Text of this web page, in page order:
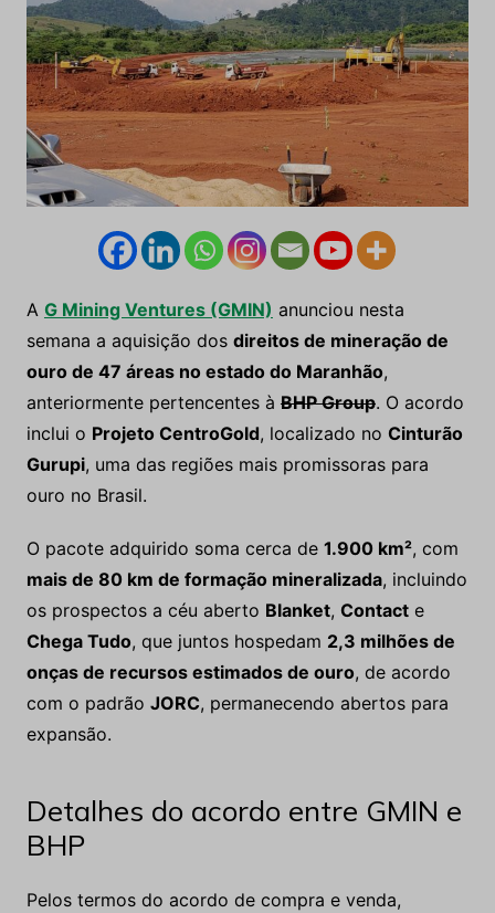
A G Mining Ventures (GMIN) anunciou nesta
semana a aquisição dos direitos de mineração de
ouro de 47 áreas no estado do Maranhão,
anteriormente pertencentes à BHP Group. O acordo
inclui o Projeto CentroGold, localizado no Cinturão
Gurupi, uma das regiões mais promissoras para
ouro no Brasil.
O pacote adquirido soma cerca de 1.900 km², com
mais de 80 km de formação mineralizada, incluindo
os prospectos a céu aberto Blanket, Contacte
Chega Tudo, que juntos hospedam 2,3 milhões de
onças de recursos estimados de ouro, de acordo
com o padrão JORC, permanecendo abertos para
expansão.
Detalhes do acordo entre GMIN e
BHP
Pelos termos do acordo de compra e venda,